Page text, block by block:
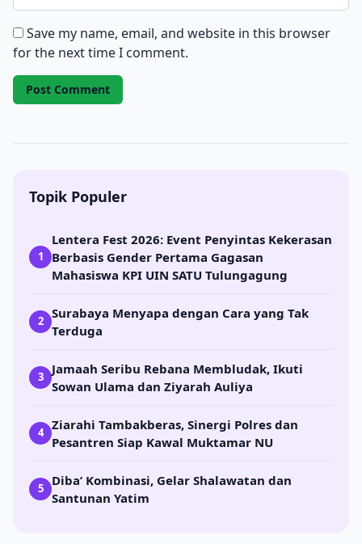
Save my name, email, and website in this browser
for the next time I comment.
Topik Populer
1
Lentera Fest 2026: Event Penyintas Kekerasan
Berbasis Gender Pertama Gagasan
Mahasiswa KPI UIN SATU Tulungagung
2
Surabaya Menyapa dengan Cara yang Tak
Terduga
3
Jamaah Seribu Rebana Membludak, Ikuti
Sowan Ulama dan Ziyarah Auliya
4
Ziarahi Tambakberas, Sinergi Polres dan
Pesantren Siap Kawal Muktamar NU
5
Diba’ Kombinasi, Gelar Shalawatan dan
Santunan Yatim